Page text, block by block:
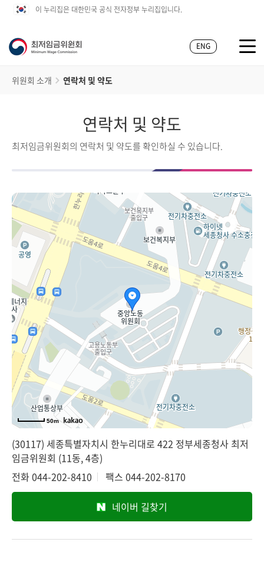
이 누리집은 대한민국 공식 전자정부 누리집입니다.
ENG
위원회 소개 연락처 및 약도
연락처 및 약도
최저임금위원회의 연락처 및 약도를 확인하실 수 있습니다.
50m
(30117) 세종특별자치시 한누리대로 422 정부세종청사 최저
임금위원회 (11동, 4층)
전화044-202-8410 팩스 044-202-8170
네이버 길찾기